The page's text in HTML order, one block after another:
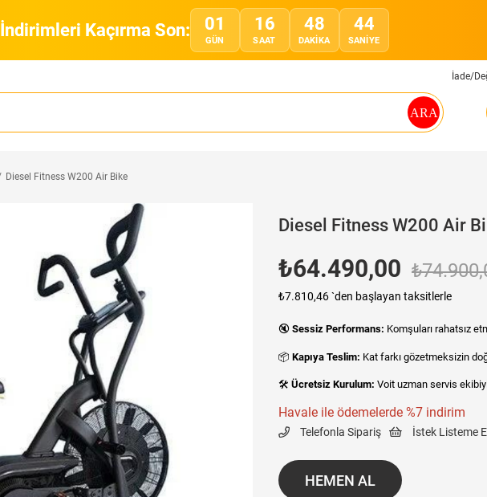
İndirimleri Kaçırma Son: 01
GÜN
16
SAAT
48
DAKIKA
43
SANIYE
İade/
Diesel Fitness W200 Air Bike
Diesel Fitness W200 Air
₺64.490,00
₺7.810,46`den başlayan taksitlerle
🔇 Sessiz Performans: Komşuları rahatsız
📦 Kapıya Teslim: Kat farkı gözetmeksizin
🛠️ Ücretsiz Kurulum: Voit uzman servis
Havale ile ödemelerde %7 indirim
Telefonla Sipariş İstek Listeme